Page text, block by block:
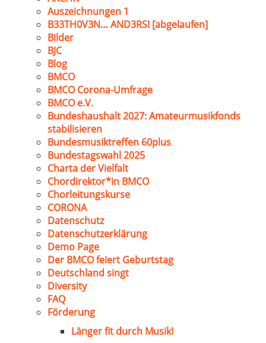
Auszeichnungen 1
B33TH0V3N… AND3RS! [abgelaufen]
Bilder
BJC
Blog
BMCO
BMCO Corona-Umfrage
BMCO e.V.
Bundeshaushalt 2027: Amateurmusikfonds
stabilisieren
Bundesmusiktreffen 60plus
Bundestagswahl 2025
Charta der Vielfalt
Chordirektor*in BMCO
Chorleitungskurse
CORONA
Datenschutz
Datenschutzerklärung
Demo Page
Der BMCO feiert Geburtstag
Deutschland singt
Diversity
FAQ
Förderung
Länger fit durch Musik!